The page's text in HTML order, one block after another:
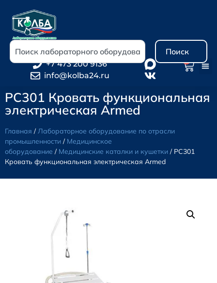
Поиск
+7 473 200 9136
info@kolba24.ru
PC301 Кровать функциональная
электрическая Armed
Главная /Лабораторное оборудование по отрасли
промышленности / Медицинское
оборудование / Медицинские каталки и кушетки / PC301
Кровать функциональная электрическая Armed